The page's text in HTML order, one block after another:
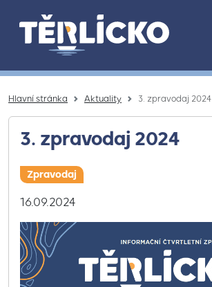
Hlavní stránka Aktuality 3. zpravodaj 2024
3. zpravodaj 2024
Zpravodaj
16.09.2024